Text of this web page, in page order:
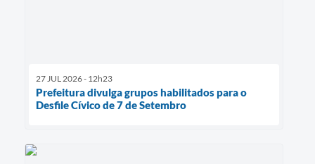
27 JUL 2026 - 12h23
Prefeitura divulga grupos habilitados para o
Desfile Cívico de 7 de Setembro